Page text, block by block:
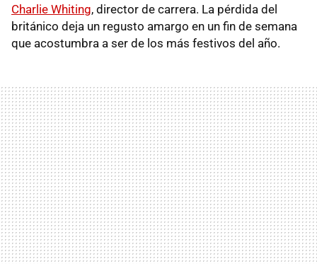
Charlie Whiting, director de carrera. La pérdida del
británico deja un regusto amargo en un fin de semana
que acostumbra a ser de los más festivos del año.